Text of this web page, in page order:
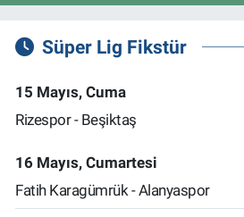
Süper Lig Fikstür
15 Mayıs, Cuma
Rizespor - Beşiktaş
16 Mayıs, Cumartesi
Fatih Karagümrük - Alanyaspor